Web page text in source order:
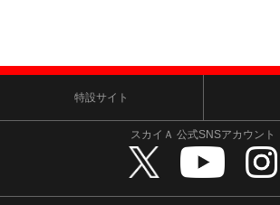
特設サイト
スカイＡ 公式SNSアカウント